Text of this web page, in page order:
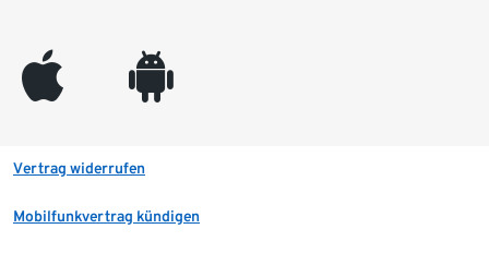
appleinc android
Vertrag widerrufen
Mobilfunkvertrag kündigen